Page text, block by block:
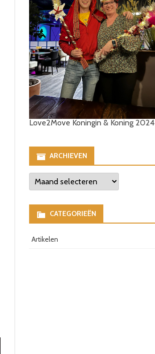
Love2Move Koningin & Koning 2024
ARCHIEVEN
Archieven
CATEGORIEËN
Artikelen